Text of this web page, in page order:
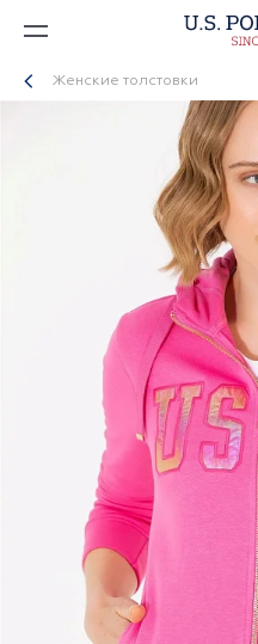
Женские толстовки